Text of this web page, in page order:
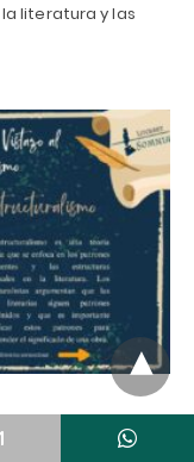
literatura y las